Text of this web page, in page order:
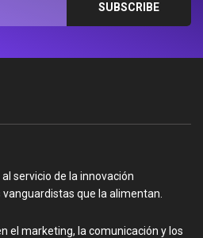
servicio de la innovación
que la alimentan.
el marketing, la comunicación y los